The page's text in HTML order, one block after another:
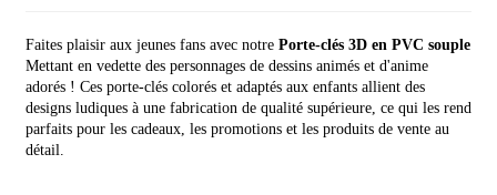
Faites plaisir aux jeunes fans avec notre Porte-clés 3D en PVC souple
Mettant en vedette des personnages de dessins animés et d'anime
adorés ! Ces porte-clés colorés et adaptés aux enfants allient des
designs ludiques à une fabrication de qualité supérieure, ce qui les rend
parfaits pour les cadeaux, les promotions et les produits de vente au
détail.